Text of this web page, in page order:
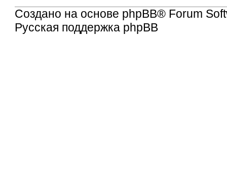
Создано на основе phpBB® Forum
Русская поддержка phpBB